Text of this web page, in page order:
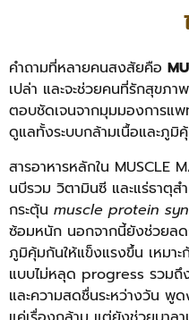
คำถามที่หลายคนสงสัยคือ
เปล่า และจะช่วยคนที่รักสุขภ
ตอบชัดเจนจากมุมมองการแ
ดูแลทั้งระบบกล้ามเนื้อและภูมิ
สารอาหารหลักใน MUSCLE
นบีรวม วิตามินซี และแร่ธาตุ
กระตุ้น muscle protein
ซ้อมหนัก นอกจากนี้ยังช่วยลด
ภูมิคุ้มกันให้แข็งแรงขึ้น เหมา
แบบไม่หลุด progress รวมถึ
และความสดชื่นระหว่างวัน พูด